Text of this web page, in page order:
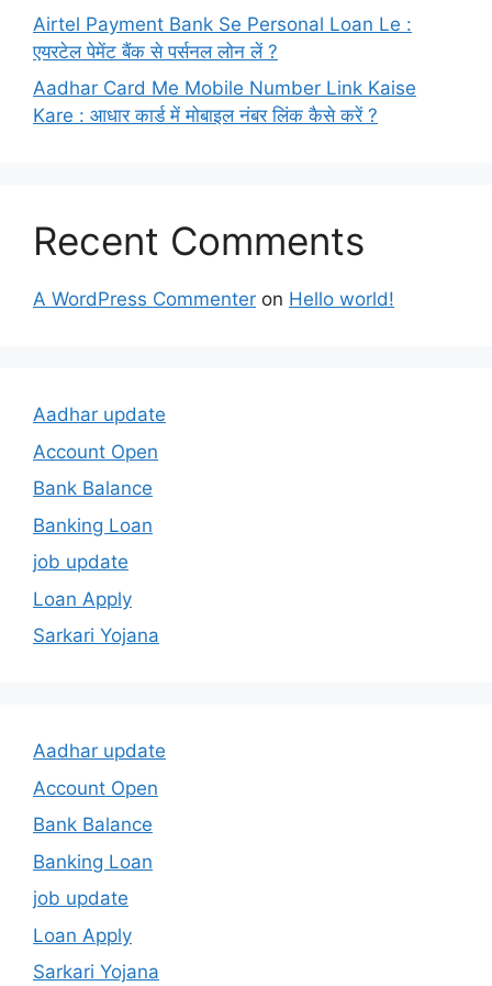
Airtel Payment Bank Se Personal Loan Le :
एयरटेल पेमेंट बैंक से पर्सनल लोन लें ?
Aadhar Card Me Mobile Number Link Kaise
Kare : आधार कार्ड में मोबाइल नंबर लिंक कैसे करें ?
Recent Comments
A WordPress Commenter on Hello world!
Aadhar update
Account Open
Bank Balance
Banking Loan
job update
Loan Apply
Sarkari Yojana
Aadhar update
Account Open
Bank Balance
Banking Loan
job update
Loan Apply
Sarkari Yojana